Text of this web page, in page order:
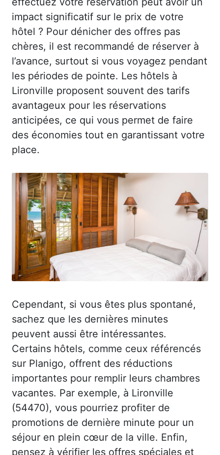
impact significatif sur le prix de votre
hôtel ? Pour dénicher des offres pas
chères, il est recommandé de réserver à
l’avance, surtout si vous voyagez pendant
les périodes de pointe. Les hôtels à
Lironville proposent souvent des tarifs
avantageux pour les réservations
anticipées, ce qui vous permet de faire
des économies tout en garantissant votre
place.
Cependant, si vous êtes plus spontané,
sachez que les dernières minutes
peuvent aussi être intéressantes.
Certains hôtels, comme ceux référencés
sur Planigo, offrent des réductions
importantes pour remplir leurs chambres
vacantes. Par exemple, à Lironville
(54470), vous pourriez profiter de
promotions de dernière minute pour un
séjour en plein cœur de la ville. Enfin,
pensez à vérifier les offres spéciales et